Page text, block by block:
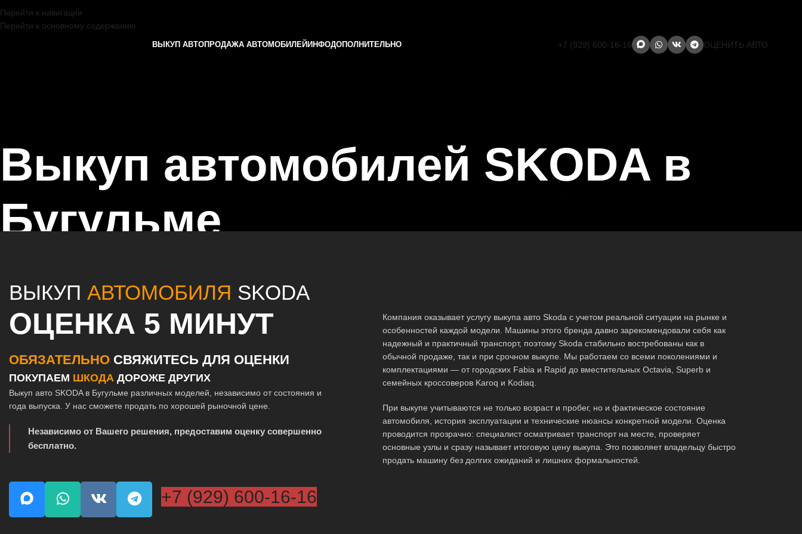
Перейти к навигации
Перейти к основному содержанию
ВЫКУП АВТОПРОДАЖА АВТОМОБИЛЕЙ ИНФОДОПОЛНИТЕЛЬНО +7 (929) 600-16-16 ОЦЕНИТЬ АВТО
Выкуп автомобилей SKODA в
Бугульме
ВЫКУП АВТОМОБИЛЯ SKODA
ОЦЕНКА 5 МИНУТ
ОБЯЗАТЕЛЬНО СВЯЖИТЕСЬ ДЛЯ ОЦЕНКИ
ПОКУПАЕМ ШКОДА ДОРОЖЕ ДРУГИХ
Выкуп авто SKODA в Бугульме различных моделей, независимо от состояния и
года выпуска. У нас сможете продать по хорошей рыночной цене.
Независимо от Вашего решения, предоставим оценку совершенно
бесплатно.
+7 (929) 600-16-16
Компания оказывает услугу выкупа авто Skoda с учетом реальной ситуации на рынке и
особенностей каждой модели. Машины этого бренда давно зарекомендовали себя как
надежный и практичный транспорт, поэтому Skoda стабильно востребованы как в
обычной продаже, так и при срочном выкупе. Мы работаем со всеми поколениями и
комплектациями — от городских Fabia и Rapid до вместительных Octavia, Superb и
семейных кроссоверов Karoq и Kodiaq.
При выкупе учитываются не только возраст и пробег, но и фактическое состояние
автомобиля, история эксплуатации и технические нюансы конкретной модели. Оценка
проводится прозрачно: специалист осматривает транспорт на месте, проверяет
основные узлы и сразу называет итоговую цену выкупа. Это позволяет владельцу быстро
продать машину без долгих ожиданий и лишних формальностей.